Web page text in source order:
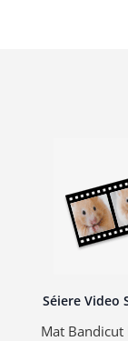
Séiere Video
Mat